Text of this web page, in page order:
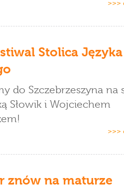
>>>
Stolica Języka
do Szczebrzeszyna na
Słowik i Wojciechem
>>>
znów na maturze